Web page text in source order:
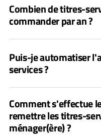
Combien de titres-
commander par an ?
Puis-je automatiser
services ?
Comment s'effectue
remettre les titres-
ménager(ère) ?